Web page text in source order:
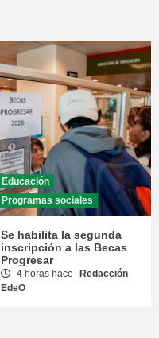
Educación
Programas sociales
Se habilita la segunda
inscripción a las Becas
Progresar
4 horas hace
Redacción
EdeO